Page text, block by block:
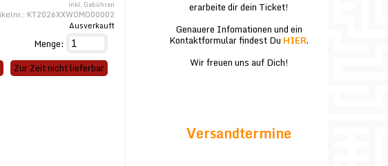
inkl. Gebühren
KT2026XXWOMO00002
Ausverkauft
Menge:
Zur Zeit nicht lieferbar
erarbeite dir dein Ticket!
Genauere Infomationen und ein
Kontaktformular findest Du HIER.
Wir freuen uns auf Dich!
Versandtermine